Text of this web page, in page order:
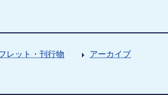
レット・刊行物 アーカイブ